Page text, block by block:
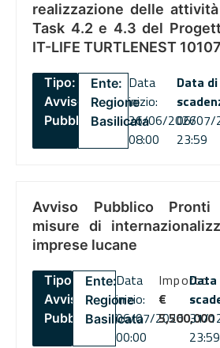
realizzazione delle
Task 4.2 e 4.3 del
IT-LIFE TURTLENEST
Tipo:
Avviso
Pubblico
Ente:
Regione
Basilicata
Data
inizio:
26/06/2026
08:00
Data di
06/07/
23:59
Avviso Pubblico Pronti
misure di
imprese lucane
Tipo:
Avviso
Pubblico
Ente:
Regione
Basilicata
Data
inizio:
06/07/2026
00:00
Importo
€
5,500,000
31/
23:59